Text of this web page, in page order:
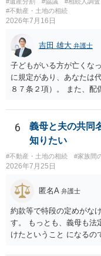
と拒否することはできま
#不動産・土地の相続
2026年7月16日
吉田 雄大 弁護士
子どもがいる方が亡くな
に規定があり、あなたは
８７条２項）。 また、
も相続権があります。つ
相続権がある可能性があ
6
義母と夫の共同
知りたい
#不動産・土地の相続 #家族間
2026年7月25日
匿名A 弁護士
約款等で特段の定めがな
す。 もっとも、義母も法
けたということ になるの